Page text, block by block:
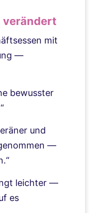
verändert
mit
—
bewusster
und
—
leichter —
es